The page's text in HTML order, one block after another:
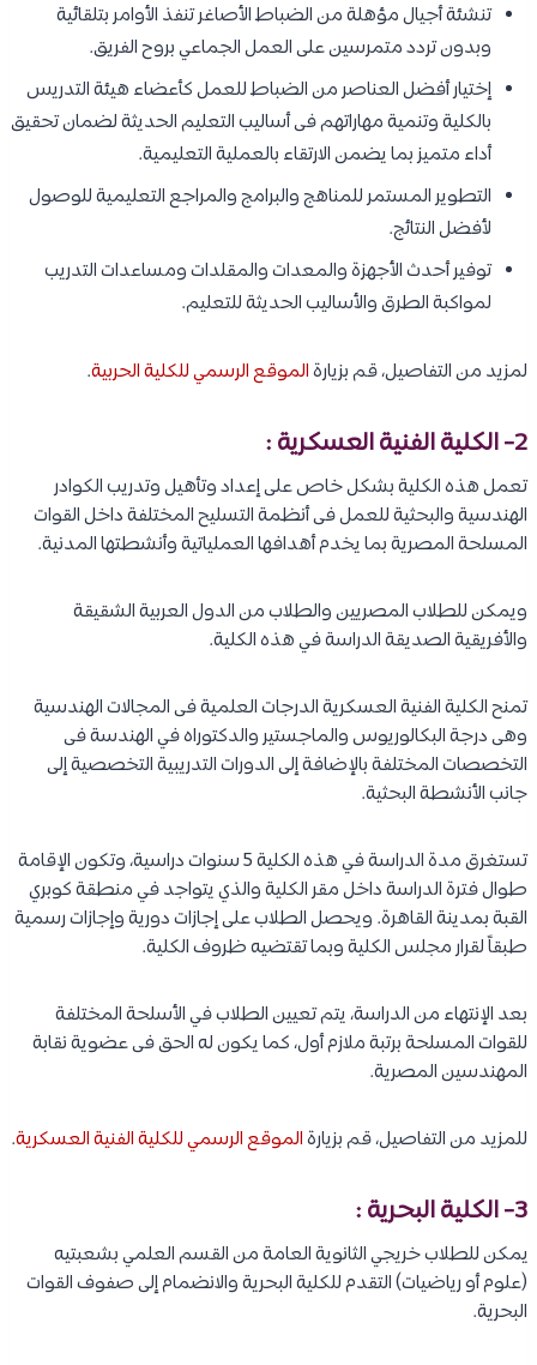
تنشئة أجيال مؤهلة من الضباط الأصاغر تنفذ الأوامر بتلقائية
وبدون تردد متمرسين على العمل الجماعي بروح الفريق.
إختيار أفضل العناصر من الضباط للعمل كأعضاء هيئة التدريس
بالكلية وتنمية مهاراتهم فى أساليب التعليم الحديثة لضمان تحقيق
أداء متميز بما يضمن الارتقاء بالعملية التعليمية.
التطوير المستمر للمناهج والبرامج والمراجع التعليمية للوصول
لأفضل النتائج.
توفير أحدث الأجهزة والمعدات والمقلدات ومساعدات التدريب
لمواكبة الطرق والأساليب الحديثة للتعليم.
لمزيد من التفاصيل، قم بزيارةالموقع الرسمي للكلية الحربية.
2- الكلية الفنية العسكرية :
تعمل هذه الكلية بشكل خاص على إعداد وتأهيل وتدريب الكوادر
الهندسية والبحثية للعمل فى أنظمة التسليح المختلفة داخل القوات
المسلحة المصرية بما يخدم أهدافها العملياتية وأنشطتها المدنية.
ويمكن للطلاب المصريين والطلاب من الدول العربية الشقيقة
والأفريقية الصديقة الدراسة في هذه الكلية.
تمنح الكلية الفنية العسكرية الدرجات العلمية فى المجالات الهندسية
وهى درجة البكالوريوس والماجستير والدكتوراه في الهندسة فى
التخصصات المختلفة بالإضافة إلى الدورات التدريبية التخصصية إلى
جانب الأنشطة البحثية.
تستغرق مدة الدراسة في هذه الكلية 5 سنوات دراسية، وتكون الإقامة
طوال فترة الدراسة داخل مقر الكلية والذي يتواجد في منطقة كوبري
القبة بمدينة القاهرة. ويحصل الطلاب على إجازات دورية وإجازات رسمية
طبقاً لقرار مجلس الكلية وبما تقتضيه ظروف الكلية.
بعد الإنتهاء من الدراسة، يتم تعيين الطلاب في الأسلحة المختلفة
للقوات المسلحة برتبة ملازم أول، كما يكون له الحق فى عضوية نقابة
المهندسين المصرية.
للمزيد من التفاصيل، قم بزيارةالموقع الرسمي للكلية الفنية العسكرية.
3- الكلية البحرية :
يمكن للطلاب خريجي الثانوية العامة من القسم العلمي بشعبتيه
(علوم أو رياضيات) التقدم للكلية البحرية والانضمام إلى صفوف القوات
البحرية.